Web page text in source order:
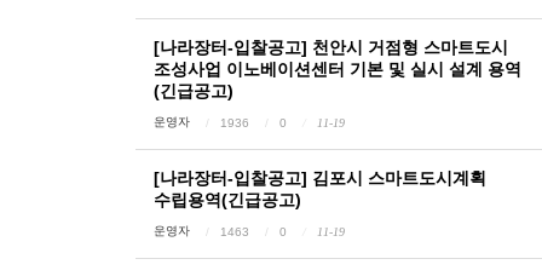
[나라장터-입찰공고] 천안시 거점형 스마트도시
조성사업 이노베이션센터 기본 및 실시 설계 용역
(긴급공고)
운영자 1936 0 11-19
[나라장터-입찰공고] 김포시 스마트도시계획
수립용역(긴급공고)
운영자 1463 0 11-19